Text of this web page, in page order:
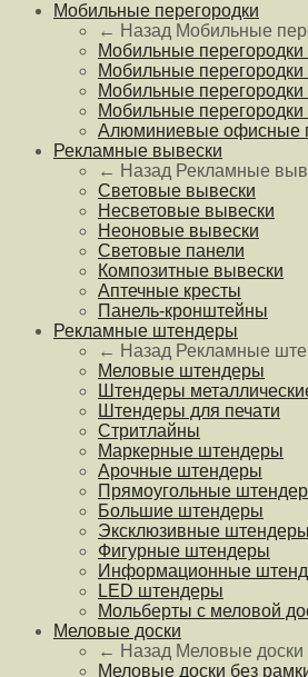
Мобильные перегородки
← Назад Мобильные
Мобильные
Мобильные перегородки
Мобильные
Мобильные перегородки
Алюминиевые офисные
Рекламные вывески
← Назад Рекламные
Световые вывески
Несветовые вывески
Неоновые вывески
Световые панели
Композитные вывески
Аптечные кресты
Панель-кронштейны
Рекламные штендеры
← Назад Рекламные
Меловые штендеры
Штендеры
Штендеры для печати
Стритлайны
Маркерные штендеры
Арочные штендеры
Прямоугольные
Большие штендеры
Эксклюзивные штендеры
Фигурные штендеры
Информационные
LED штендеры
Мольберты с меловой
Меловые доски
← Назад Меловые доски
Меловые доски без